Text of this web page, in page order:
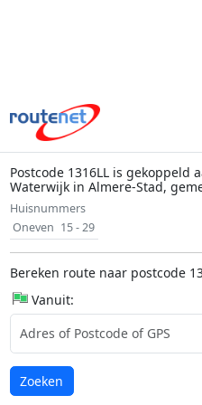
Postcode 1316LL is gekoppeld
Waterwijk in Almere-Stad,
Huisnummers
Oneven 15 - 29
Bereken route naar postcode
Vanuit:
Laden...
Zoeken